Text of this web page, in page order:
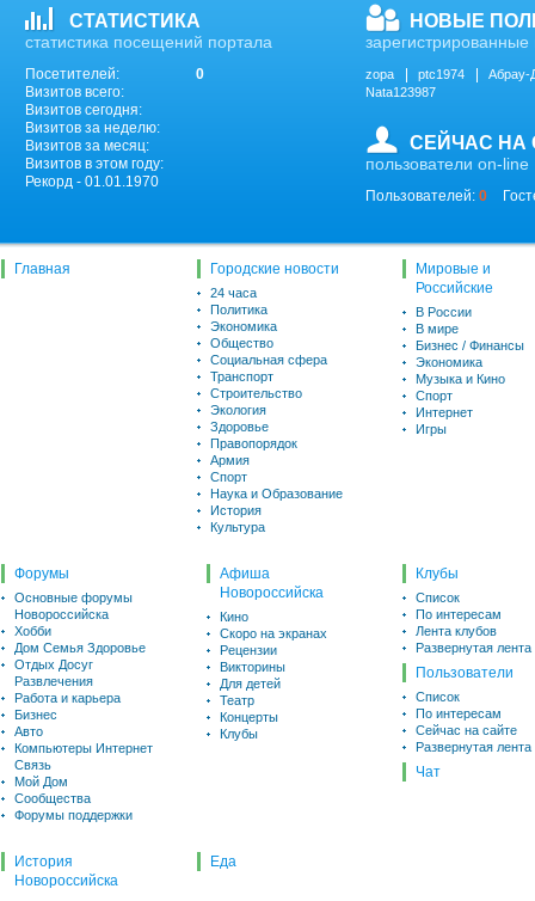
СТАТИСТИКА
статистика посещений портала
Посетителей:
0
Визитов всего:
Визитов сегодня:
Визитов за неделю:
Визитов за месяц:
Визитов в этом году:
Рекорд - 01.01.1970
НОВЫЕ
зарегистрированные
zopa ptc1974
Абрау-
Nata123987
СЕЙЧАС НА
пользователи on-line
Пользователей: 0
Главная Городские новости
24 часа
Политика
Экономика
Общество
Социальная сфера
Транспорт
Строительство
Экология
Здоровье
Правопорядок
Армия
Спорт
Наука и Образование
История
Культура
Мировые и
Российские
В России
В мире
Бизнес / Финансы
Экономика
Музыка и Кино
Спорт
Интернет
Игры
Форумы
Основные форумы
Новороссийска
Хобби
Дом Семья Здоровье
Отдых Досуг
Развлечения
Работа и карьера
Бизнес
Авто
Компьютеры Интернет
Связь
Мой Дом
Сообщества
Форумы поддержки
Афиша
Новороссийска
Кино
Скоро на экранах
Рецензии
Викторины
Для детей
Театр
Концерты
Клубы
Клубы
Список
По интересам
Лента клубов
Развернутая лента
Пользователи
Список
По интересам
Сейчас на сайте
Развернутая лента
Чат
История
Новороссийска
Еда